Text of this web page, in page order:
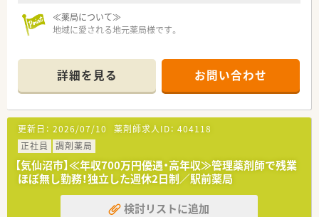
≪薬局について≫
地域に愛される地元薬局様です。
詳細を見る お問い合わせ
更新日： 2026/07/10 薬剤師求人ID： 404118
正社員
調剤薬局
【気仙沼市】≪年収700万円優遇・高年収≫管理薬剤師で残業
ほぼ無し勤務！独立した週休2日制／駅前薬局
検討リストに追加